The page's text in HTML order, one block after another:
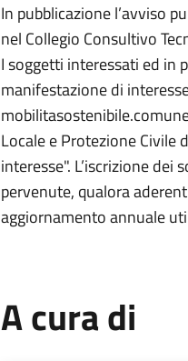
In pubblicazione l’avviso
nel Collegio Consultivo
I soggetti interessati ed in
manifestazione di
Locale e Protezione Civile
interesse". L’iscrizione
pervenute, qualora
aggiornamento annuale
A cura di